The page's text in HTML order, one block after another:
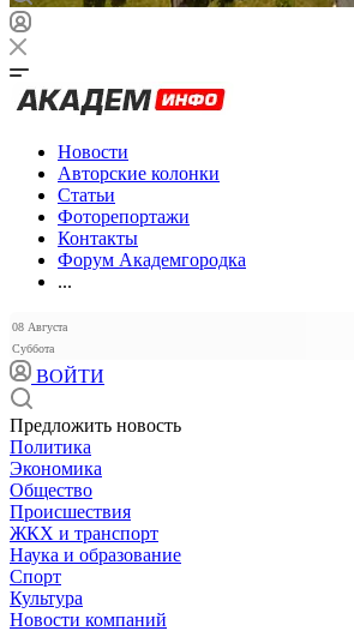
Новости
Авторские колонки
Статьи
Фоторепортажи
Контакты
Форум Академгородка
...
08 Августа
Суббота
ВОЙТИ
Предложить новость
Политика
Экономика
Общество
Происшествия
ЖКХ и транспорт
Наука и образование
Спорт
Культура
Новости компаний